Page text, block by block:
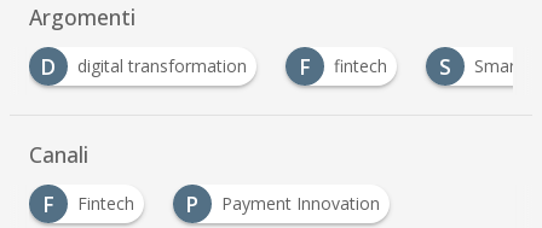
Argomenti
F
fintech S Smart Payment S startup
Canali
F
Fintech P Payment Innovation